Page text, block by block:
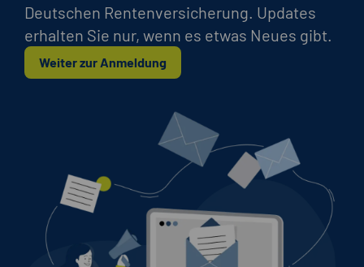
Deutschen Rentenversicherung. Updates
erhalten Sie nur, wenn es etwas Neues gibt.
Weiter zur Anmeldung